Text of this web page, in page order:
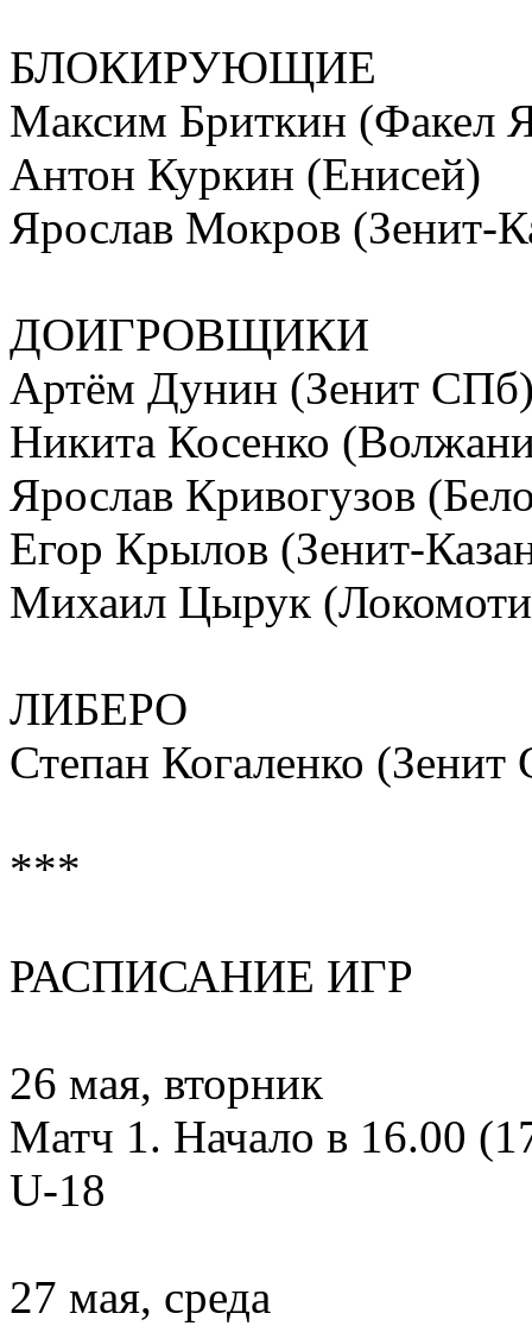
БЛОКИРУЮЩИЕ
Максим Бриткин (Факел
Антон Куркин (Енисей)
Ярослав Мокров (Зенит-
ДОИГРОВЩИКИ
Артём Дунин (Зенит
Никита Косенко
Ярослав Кривогузов
Егор Крылов (Зенит-
Михаил Цырук
ЛИБЕРО
Степан Когаленко
***
РАСПИСАНИЕ ИГР
26 мая, вторник
Матч 1. Начало в 16.00
U-18
27 мая, среда